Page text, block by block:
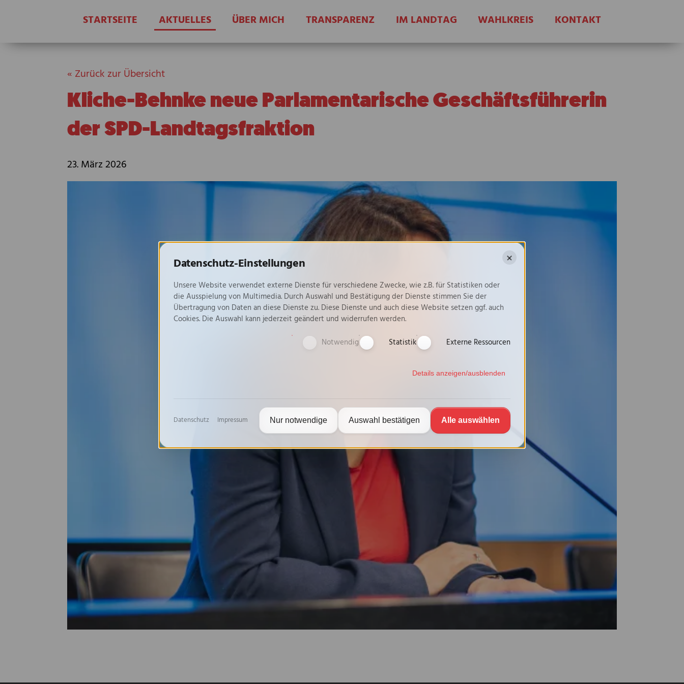
STARTSEITE AKTUELLES ÜBER MICH TRANSPARENZ IM LANDTAG WAHLKREIS KONTAKT
« Zurück zur Übersicht
Kliche-Behnke neue Parlamentarische Geschäftsführerin
der SPD-Landtagsfraktion
23. März 2026
Datenschutz-Einstellungen
Unsere Website verwendet externe Dienste für verschiedene Zwecke, wie z.B. für Statistiken oder
die Ausspielung von Multimedia. Durch Auswahl und Bestätigung der Dienste stimmen Sie der
Übertragung von Daten an diese Dienste zu. Diese Dienste und auch diese Website setzen ggf. auch
Cookies. Die Auswahl kann jederzeit geändert und widerrufen werden.
Notwendig
Statistik Externe Ressourcen
Details anzeigen/ausblenden
Nur notwendige Auswahl bestätigen Alle auswählen
Datenschutz Impressum
✖